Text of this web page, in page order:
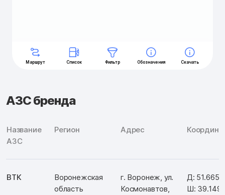
АЗС бренда
Название
АЗС
Регион Адрес
ВТК
Воронежская
область
г. Воронеж, ул.
Космонавтов,
Д:
Ш: